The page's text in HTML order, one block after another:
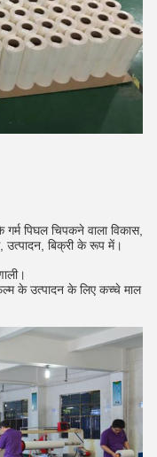
पिघल चिपकने वाला विकास,
उत्पादन, बिक्री के रूप में।
के उत्पादन के लिए कच्चे माल